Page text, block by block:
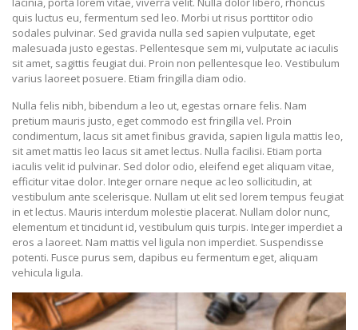
quis luctus eu, fermentum sed leo. Morbi ut risus porttitor odio
sodales pulvinar. Sed gravida nulla sed sapien vulputate, eget
malesuada justo egestas. Pellentesque sem mi, vulputate ac iaculis
sit amet, sagittis feugiat dui. Proin non pellentesque leo. Vestibulum
varius laoreet posuere. Etiam fringilla diam odio.
Nulla felis nibh, bibendum a leo ut, egestas ornare felis. Nam
pretium mauris justo, eget commodo est fringilla vel. Proin
condimentum, lacus sit amet finibus gravida, sapien ligula mattis leo,
sit amet mattis leo lacus sit amet lectus. Nulla facilisi. Etiam porta
iaculis velit id pulvinar. Sed dolor odio, eleifend eget aliquam vitae,
efficitur vitae dolor. Integer ornare neque ac leo sollicitudin, at
vestibulum ante scelerisque. Nullam ut elit sed lorem tempus feugiat
in et lectus. Mauris interdum molestie placerat. Nullam dolor nunc,
elementum et tincidunt id, vestibulum quis turpis. Integer imperdiet a
eros a laoreet. Nam mattis vel ligula non imperdiet. Suspendisse
potenti. Fusce purus sem, dapibus eu fermentum eget, aliquam
vehicula ligula.